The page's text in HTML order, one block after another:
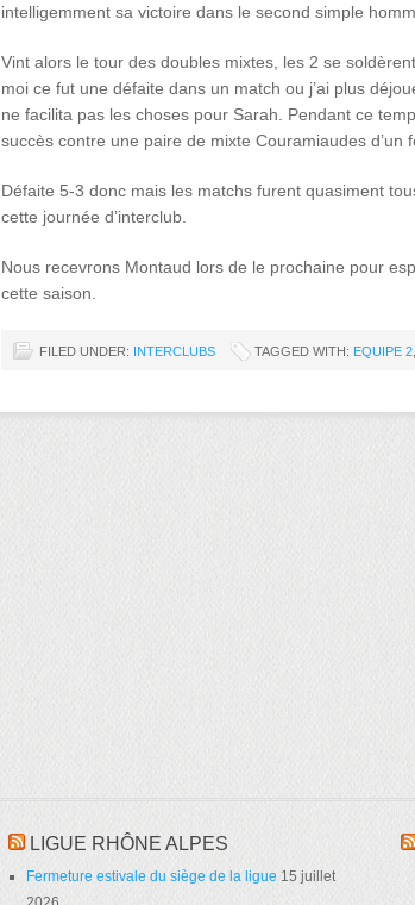
intelligemment sa victoire dans le second simple
Vint alors le tour des doubles mixtes, les 2 se
moi ce fut une défaite dans un match ou j’ai plus
ne facilita pas les choses pour Sarah. Pendant ce
succès contre une paire de mixte Couramiaudes d’un
Défaite 5-3 donc mais les matchs furent quasiment
cette journée d’interclub.
Nous recevrons Montaud lors de le prochaine pour
cette saison.
FILED UNDER: INTERCLUBS TAGGED WITH: EQUIPE 2
LIGUE RHÔNE ALPES
Fermeture estivale du siège de la ligue 15 juillet